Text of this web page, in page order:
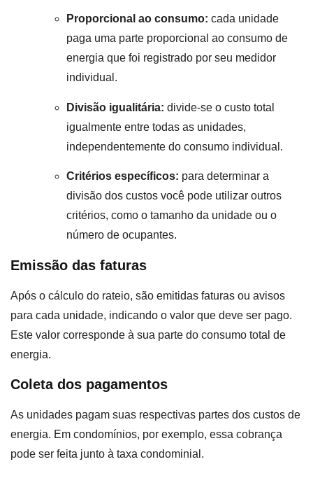
Proporcional ao consumo: cada unidade
paga uma parte proporcional ao consumo de
energia que foi registrado por seu medidor
individual.
Divisão igualitária: divide-se o custo total
igualmente entre todas as unidades,
independentemente do consumo individual.
Critérios específicos: para determinar a
divisão dos custos você pode utilizar outros
critérios, como o tamanho da unidade ou o
número de ocupantes.
Emissão das faturas
Após o cálculo do rateio, são emitidas faturas ou avisos
para cada unidade, indicando o valor que deve ser pago.
Este valor corresponde à sua parte do consumo total de
energia.
Coleta dos pagamentos
As unidades pagam suas respectivas partes dos custos de
energia. Em condomínios, por exemplo, essa cobrança
pode ser feita junto à taxa condominial.